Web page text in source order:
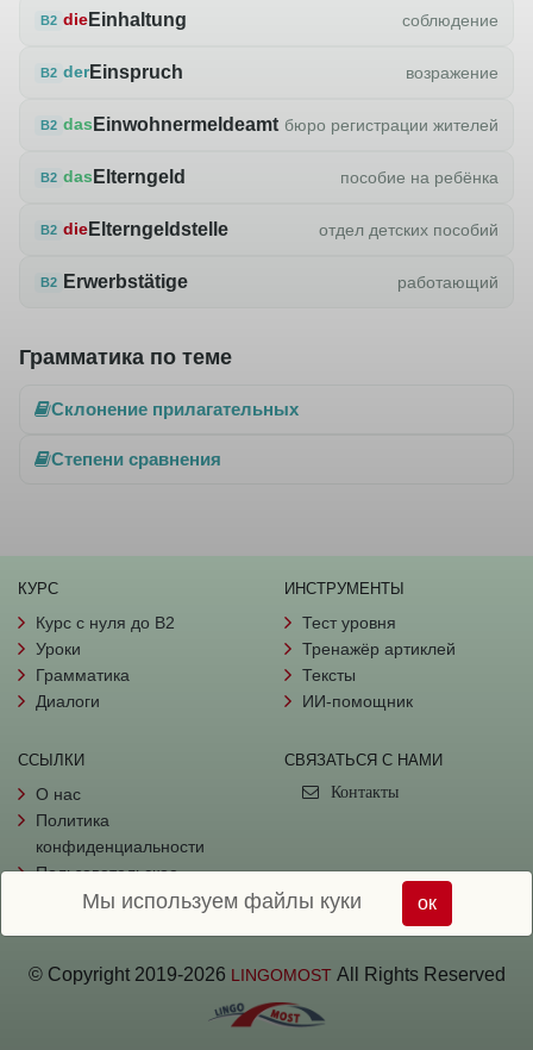
B2 die Einhaltung соблюдение
B2 derEinspruch возражение
B2 das Einwohnermeldeamt бюро регистрации жителей
B2 das Elterngeld пособие на ребёнка
B2 die Elterngeldstelle отдел детских пособий
B2 Erwerbstätige работающий
Грамматика по теме
Склонение прилагательных
Степени сравнения
КУРС
Курс с нуля до B2
Уроки
Грамматика
Диалоги
ИНСТРУМЕНТЫ
Тест уровня
Тренажёр артиклей
Тексты
ИИ-помощник
ССЫЛКИ
О нас
Политика
конфиденциальности
Пользовательское
соглашение
СВЯЗАТЬСЯ С НАМИ
Контакты
© Copyright 2019-2026 LINGOMOST All Rights Reserved
Мы используем файлы куки ок